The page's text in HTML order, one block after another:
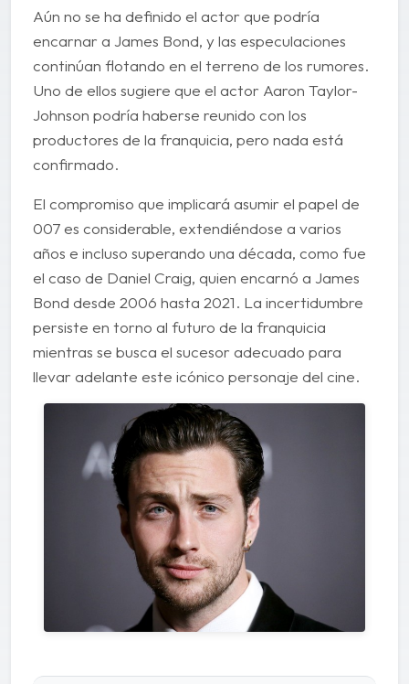
Aún no se ha definido el actor que podría
encarnar a James Bond, y las especulaciones
continúan flotando en el terreno de los rumores.
Uno de ellos sugiere que el actor Aaron Taylor-
Johnson podría haberse reunido con los
productores de la franquicia, pero nada está
confirmado.
El compromiso que implicará asumir el papel de
007 es considerable, extendiéndose a varios
años e incluso superando una década, como fue
el caso de Daniel Craig, quien encarnó a James
Bond desde 2006 hasta 2021. La incertidumbre
persiste en torno al futuro de la franquicia
mientras se busca el sucesor adecuado para
llevar adelante este icónico personaje del cine.